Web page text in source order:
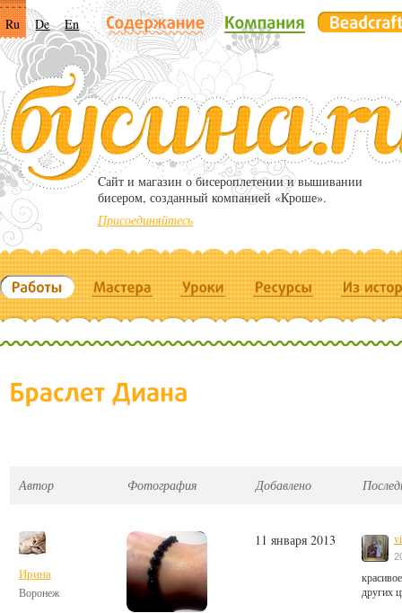
Ru De En
Cайт и магазин о бисероплетении и вышивании
бисером, созданный компанией «Кроше».
Присоединяйтесь
Автор Фотография Добавлено
Ирина
Воронеж
11 января 2013
других